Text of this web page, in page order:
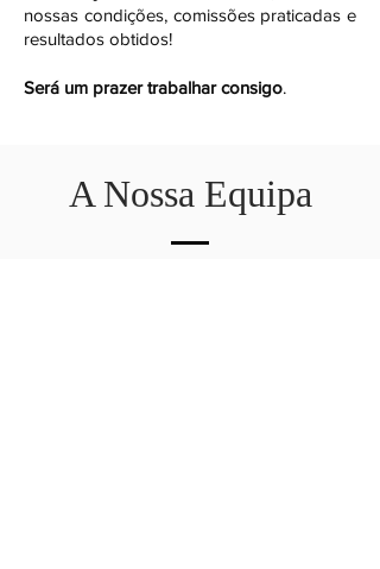
nossas condições, comissões praticadas e
resultados obtidos!
Será um prazer trabalhar consigo.
A Nossa Equipa